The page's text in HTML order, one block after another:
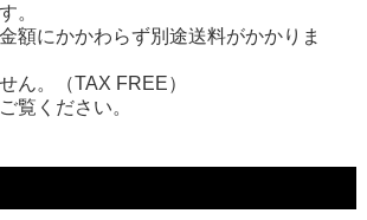
。
額にかかわらず別途送料がかかりま
ん。（TAX FREE）
覧ください。